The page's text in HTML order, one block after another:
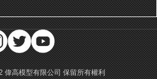
偉高模型有限公司 保留所有權利